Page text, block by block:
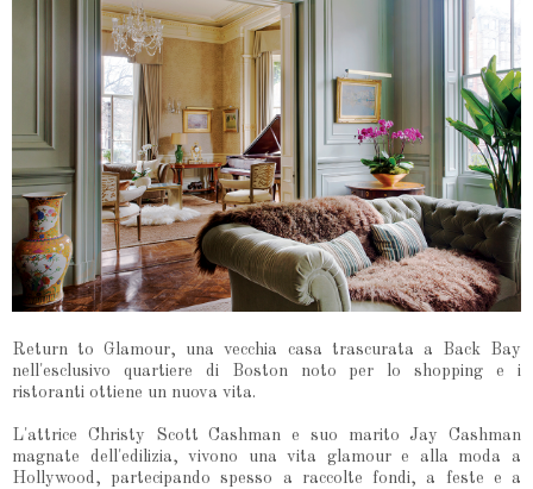
Return to Glamour, una vecchia casa trascurata a Back Bay
nell'esclusivo quartiere di Boston noto per lo shopping e i
ristoranti ottiene un nuova vita.
L'attrice Christy Scott Cashman e suo marito Jay Cashman
magnate dell'edilizia, vivono una vita glamour e alla moda a
Hollywood, partecipando spesso a raccolte fondi, a feste e a